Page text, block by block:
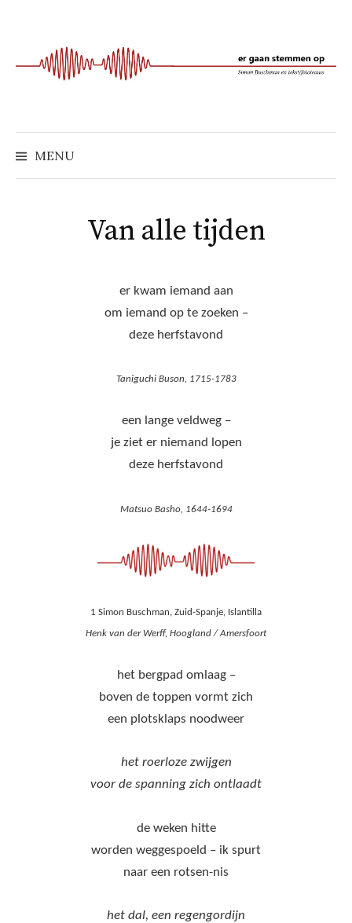
springen
MENU
Van alle tijden
er kwam iemand aan
om iemand op te zoeken –
deze herfstavond
Taniguchi Buson, 1715-1783
een lange veldweg –
je ziet er niemand lopen
deze herfstavond
Matsuo Basho, 1644-1694
1 Simon Buschman, Zuid-Spanje, Islantilla
Henk van der Werff, Hoogland / Amersfoort
het bergpad omlaag –
boven de toppen vormt zich
een plotsklaps noodweer
het roerloze zwijgen
voor de spanning zich ontlaadt
de weken hitte
worden weggespoeld – ik spurt
naar een rotsen-nis
het dal, een regengordijn